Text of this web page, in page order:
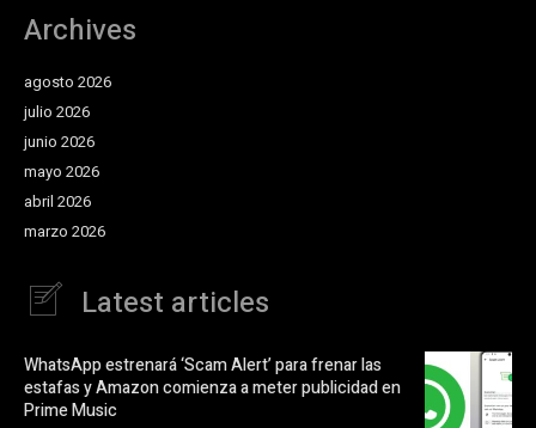
Archives
agosto 2026
julio 2026
junio 2026
mayo 2026
abril 2026
marzo 2026
Latest articles
WhatsApp estrenará ‘Scam Alert’ para frenar las
estafas y Amazon comienza a meter publicidad en
Prime Music